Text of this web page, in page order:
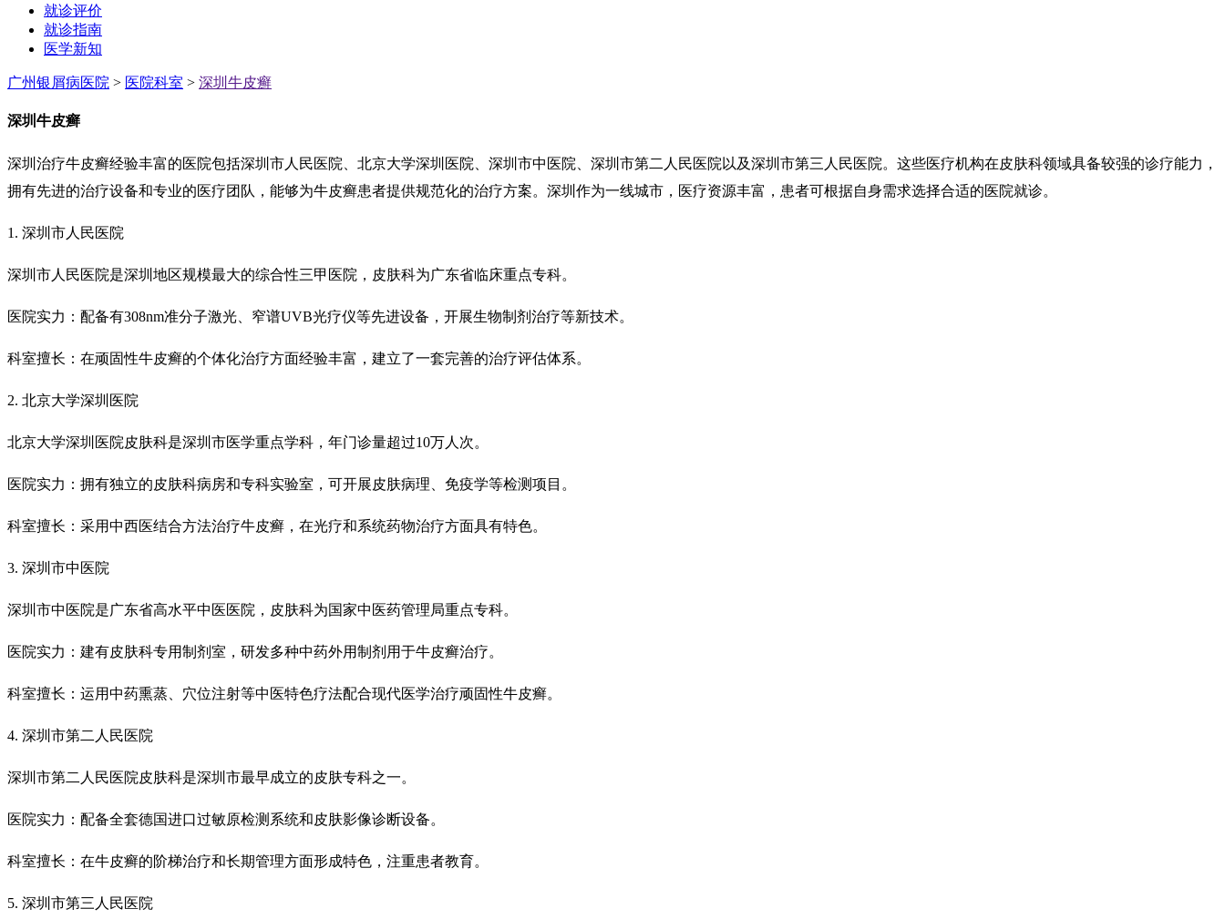
就诊评价
就诊指南
医学新知
广州银屑病医院 > 医院科室 > 深圳牛皮癣
深圳牛皮癣
深圳治疗牛皮癣经验丰富的医院包括深圳市人民医院、北京大学深圳医院、深圳市中医院、深圳市第二人民医院以及深圳市第三人民医院。这些医疗机构在皮肤科领域具备较强的诊疗能力，
拥有先进的治疗设备和专业的医疗团队，能够为牛皮癣患者提供规范化的治疗方案。深圳作为一线城市，医疗资源丰富，患者可根据自身需求选择合适的医院就诊。
1. 深圳市人民医院
深圳市人民医院是深圳地区规模最大的综合性三甲医院，皮肤科为广东省临床重点专科。
医院实力：配备有308nm准分子激光、窄谱UVB光疗仪等先进设备，开展生物制剂治疗等新技术。
科室擅长：在顽固性牛皮癣的个体化治疗方面经验丰富，建立了一套完善的治疗评估体系。
2. 北京大学深圳医院
北京大学深圳医院皮肤科是深圳市医学重点学科，年门诊量超过10万人次。
医院实力：拥有独立的皮肤科病房和专科实验室，可开展皮肤病理、免疫学等检测项目。
科室擅长：采用中西医结合方法治疗牛皮癣，在光疗和系统药物治疗方面具有特色。
3. 深圳市中医院
深圳市中医院是广东省高水平中医医院，皮肤科为国家中医药管理局重点专科。
医院实力：建有皮肤科专用制剂室，研发多种中药外用制剂用于牛皮癣治疗。
科室擅长：运用中药熏蒸、穴位注射等中医特色疗法配合现代医学治疗顽固性牛皮癣。
4. 深圳市第二人民医院
深圳市第二人民医院皮肤科是深圳市最早成立的皮肤专科之一。
医院实力：配备全套德国进口过敏原检测系统和皮肤影像诊断设备。
科室擅长：在牛皮癣的阶梯治疗和长期管理方面形成特色，注重患者教育。
5. 深圳市第三人民医院